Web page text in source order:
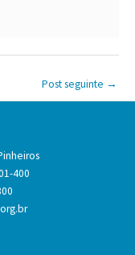
Post seguinte →
400